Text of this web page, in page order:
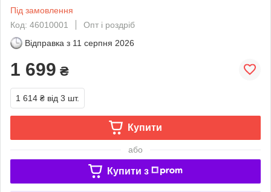
Під замовлення
Код: 46010001
Опт і роздріб
Відправка з 11 серпня 2026
1 699 ₴
1 614 ₴ від 3 шт.
Купити
або
Купити з